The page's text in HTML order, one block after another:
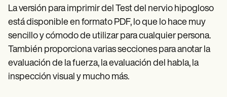
La versión para imprimir del Test del nervio hipogloso
está disponible en formato PDF, lo que lo hace muy
sencillo y cómodo de utilizar para cualquier persona.
También proporciona varias secciones para anotar la
evaluación de la fuerza, la evaluación del habla, la
inspección visual y mucho más.